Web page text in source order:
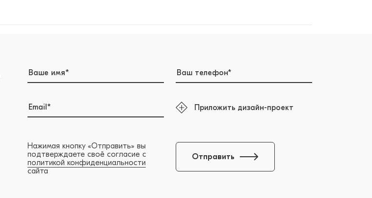
Приложить дизайн-проект
Нажимая кнопку «Отправить» вы
подтверждаете своё согласие с
политикой конфиденциальности
сайта
Отправить